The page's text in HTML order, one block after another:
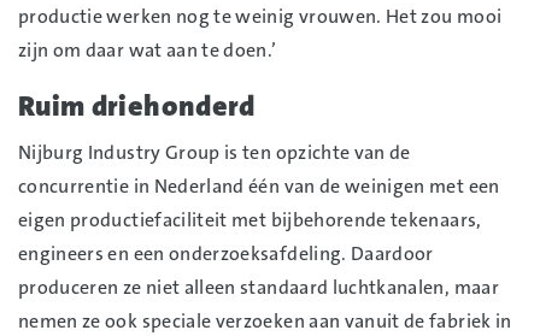
productie werken nog te weinig vrouwen. Het zou mooi
zijn om daar wat aan te doen.’
Ruim driehonderd
Nijburg Industry Group is ten opzichte van de
concurrentie in Nederland één van de weinigen met een
eigen productiefaciliteit met bijbehorende tekenaars,
engineers en een onderzoeksafdeling. Daardoor
produceren ze niet alleen standaard luchtkanalen, maar
nemen ze ook speciale verzoeken aan vanuit de fabriek in